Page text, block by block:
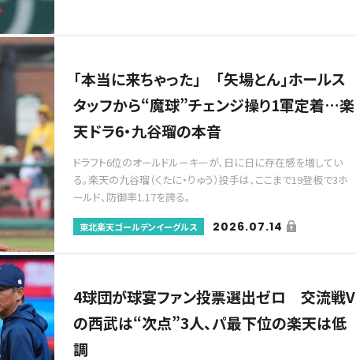
「本当に来ちゃった」 「矢場とん」ホールス
タッフから“魔球”チェンジ操り1軍定着…楽
天ドラ6・九谷瑠の本音
ドラフト6位のオールドルーキーが、日に日に存在感を増してい
る。楽天の九谷瑠（くたに・りゅう）投手は、ここまで19登板で3ホ
ールド、防御率1.17を誇る。
東北楽天ゴールデンイーグルス 2026.07.14
4球団が球宴ファン投票選出ゼロ 交流戦V
の西武は“次点”3人、パ最下位の楽天は低
調